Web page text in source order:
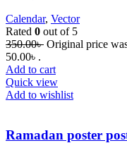
Calendar, Vector
Rated 0 out of 5
350.00৳ Original price
50.00৳ .
Add to cart
Quick view
Add to wishlist
Ramadan poster